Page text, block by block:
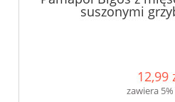
suszonymi
12,99
zawiera 5%